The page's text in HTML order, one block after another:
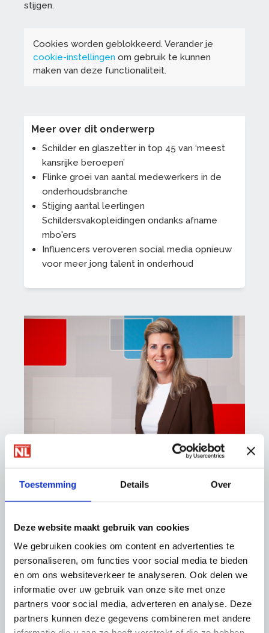
Toestemming Details Over
Deze website maakt gebruik van cookies
We gebruiken cookies om content en advertenties te
personaliseren, om functies voor social media te bieden
en om ons websiteverkeer te analyseren. Ook delen we
informatie over uw gebruik van onze site met onze
partners voor social media, adverteren en analyse. Deze
partners kunnen deze gegevens combineren met andere
stijgen.
Cookies worden geblokkeerd. Verander je
cookie-instellingen om gebruik te kunnen
maken van deze functionaliteit.
Meer over dit onderwerp
Schilder en glaszetter in top 45 van ‘meest
kansrijke beroepen’
Flinke groei van aantal medewerkers in de
onderhoudsbranche
Stijging aantal leerlingen
Schildersvakopleidingen ondanks afname
mbo'ers
Influencers veroveren social media opnieuw
voor meer jong talent in onderhoud
088 - 0188 141
l.hooimeijer@onderhoudnl.nl
Volg ons op social media:
LinkedIn
Twitter
Facebook
Instagram